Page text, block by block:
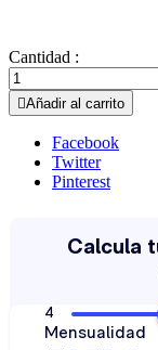
Cantidad :
Añadir al carrito
Facebook
Twitter
Pinterest